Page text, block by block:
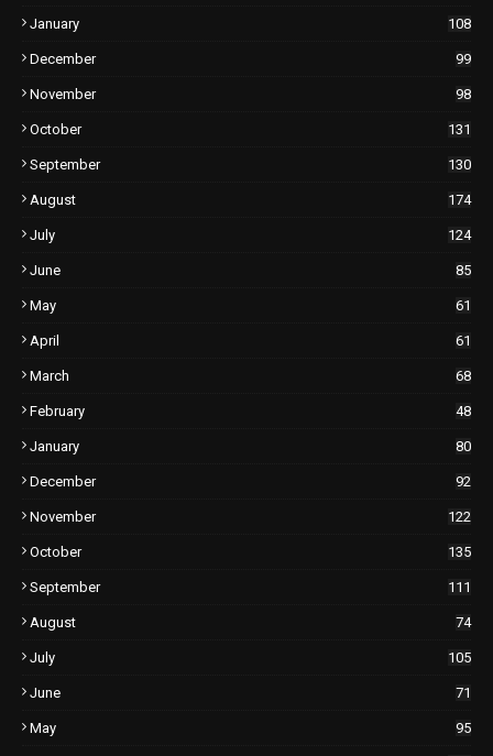
January 108
December 99
November 98
October 131
September 130
August 174
July 124
June 85
May 61
April 61
March 68
February 48
January 80
December 92
November 122
October 135
September 111
August 74
July 105
June 71
May 95